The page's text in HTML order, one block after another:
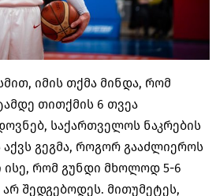
, იმის თქმა მინდა, რომ
თითქმის 6 თვეა
, საქართველოს ნაკრების
გეგმა, როგორ გააძლიეროს
ისე, რომ გუნდი მხოლოდ 5-6
შედგებოდეს. მითუმეტეს,